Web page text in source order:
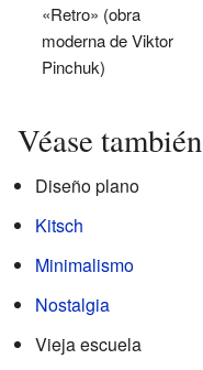
«Retro» (obra
moderna de Viktor
Pinchuk)
Véase también
Diseño plano
Kitsch
Minimalismo
Nostalgia
Vieja escuela